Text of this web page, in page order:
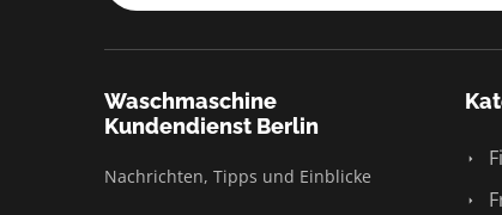
Waschmaschine
Kundendienst Berlin
Nachrichten, Tipps und Einblicke